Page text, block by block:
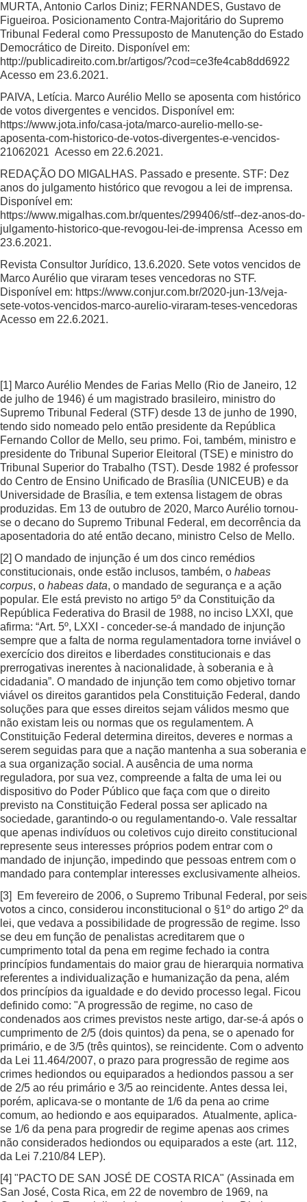
MURTA, Antonio Carlos Diniz; FERNANDES, Gustavo de
Figueiroa. Posicionamento Contra-Majoritário do Supremo
Tribunal Federal como Pressuposto de Manutenção do Estado
Democrático de Direito. Disponível em:
http://publicadireito.com.br/artigos/?cod=ce3fe4cab8dd6922
Acesso em 23.6.2021.
PAIVA, Letícia. Marco Aurélio Mello se aposenta com histórico
de votos divergentes e vencidos. Disponível em:
https://www.jota.info/casa-jota/marco-aurelio-mello-se-
aposenta-com-historico-de-votos-divergentes-e-vencidos-
21062021 Acesso em 22.6.2021.
REDAÇÃO DO MIGALHAS. Passado e presente. STF: Dez
anos do julgamento histórico que revogou a lei de imprensa.
Disponível em:
https://www.migalhas.com.br/quentes/299406/stf--dez-anos-do-
julgamento-historico-que-revogou-lei-de-imprensa Acesso em
23.6.2021.
Revista Consultor Jurídico, 13.6.2020. Sete votos vencidos de
Marco Aurélio que viraram teses vencedoras no STF.
Disponível em: https://www.conjur.com.br/2020-jun-13/veja-
sete-votos-vencidos-marco-aurelio-viraram-teses-vencedoras
Acesso em 22.6.2021.
[1] Marco Aurélio Mendes de Farias Mello (Rio de Janeiro, 12
de julho de 1946) é um magistrado brasileiro, ministro do
Supremo Tribunal Federal (STF) desde 13 de junho de 1990,
tendo sido nomeado pelo então presidente da República
Fernando Collor de Mello, seu primo. Foi, também, ministro e
presidente do Tribunal Superior Eleitoral (TSE) e ministro do
Tribunal Superior do Trabalho (TST). Desde 1982 é professor
do Centro de Ensino Unificado de Brasília (UNICEUB) e da
Universidade de Brasília, e tem extensa listagem de obras
produzidas. Em 13 de outubro de 2020, Marco Aurélio tornou-
se o decano do Supremo Tribunal Federal, em decorrência da
aposentadoria do até então decano, ministro Celso de Mello.
[2] O mandado de injunção é um dos cinco remédios
constitucionais, onde estão inclusos, também, o habeas
corpus, o habeas data, o mandado de segurança e a ação
popular. Ele está previsto no artigo 5º da Constituição da
República Federativa do Brasil de 1988, no inciso LXXI, que
afirma: “Art. 5º, LXXI - conceder-se-á mandado de injunção
sempre que a falta de norma regulamentadora torne inviável o
exercício dos direitos e liberdades constitucionais e das
prerrogativas inerentes à nacionalidade, à soberania e à
cidadania”. O mandado de injunção tem como objetivo tornar
viável os direitos garantidos pela Constituição Federal, dando
soluções para que esses direitos sejam válidos mesmo que
não existam leis ou normas que os regulamentem. A
Constituição Federal determina direitos, deveres e normas a
serem seguidas para que a nação mantenha a sua soberania e
a sua organização social. A ausência de uma norma
reguladora, por sua vez, compreende a falta de uma lei ou
dispositivo do Poder Público que faça com que o direito
previsto na Constituição Federal possa ser aplicado na
sociedade, garantindo-o ou regulamentando-o. Vale ressaltar
que apenas indivíduos ou coletivos cujo direito constitucional
represente seus interesses próprios podem entrar com o
mandado de injunção, impedindo que pessoas entrem com o
mandado para contemplar interesses exclusivamente alheios.
[3]
Em fevereiro de 2006, o Supremo Tribunal Federal, por seis
votos a cinco, considerou inconstitucional o §1º do artigo 2º da
lei, que vedava a possibilidade de progressão de regime. Isso
se deu em função de penalistas acreditarem que o
cumprimento total da pena em regime fechado ia contra
princípios fundamentais do maior grau de hierarquia normativa
referentes a individualização e humanização da pena, além
dos princípios da igualdade e do devido processo legal. Ficou
definido como: "A progressão de regime, no caso de
condenados aos crimes previstos neste artigo, dar-se-á após o
cumprimento de 2/5 (dois quintos) da pena, se o apenado for
primário, e de 3/5 (três quintos), se reincidente. Com o advento
da Lei 11.464/2007, o prazo para progressão de regime aos
crimes hediondos ou equiparados a hediondos passou a ser
de 2/5 ao réu primário e 3/5 ao reincidente. Antes dessa lei,
porém, aplicava-se o montante de 1/6 da pena ao crime
comum, ao hediondo e aos equiparados. Atualmente, aplica-
se 1/6 da pena para progredir de regime apenas aos crimes
não considerados hediondos ou equiparados a este (art. 112,
da Lei 7.210/84 LEP).
[4] "PACTO DE SAN JOSÉ DE COSTA RICA" (Assinada em
San José, Costa Rica, em 22 de novembro de 1969, na